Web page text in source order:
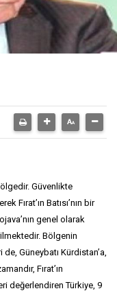
Güvenlikte
Fırat’ın Batısı’nın bir
genel olarak
Bölgenin
Güneybatı Kürdistan’a,
Fırat’ın
değerlendiren Türkiye, 9